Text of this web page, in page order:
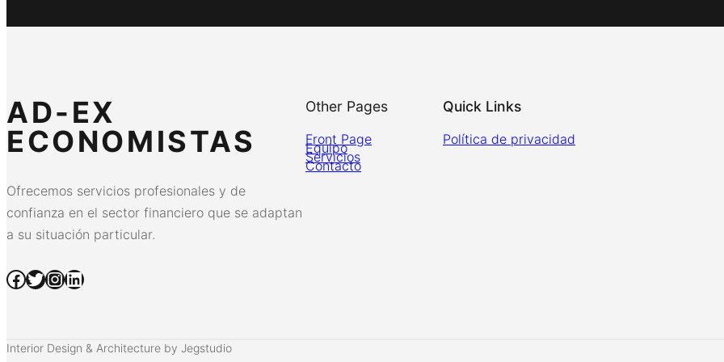
AD-EX
ECONOMISTAS
Ofrecemos servicios profesionales y de
confianza en el sector financiero que se adaptan
a su situación particular.
Facebook Twitter InstagramLinkedIn
Other Pages
Front Page
Equipo
Servicios
Contacto
Quick Links
Política de privacidad
Interior Design & Architecture by Jegstudio